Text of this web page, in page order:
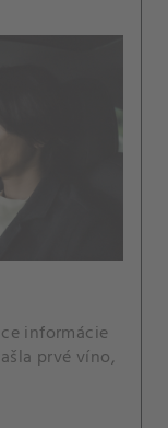
informácie
prvé víno,